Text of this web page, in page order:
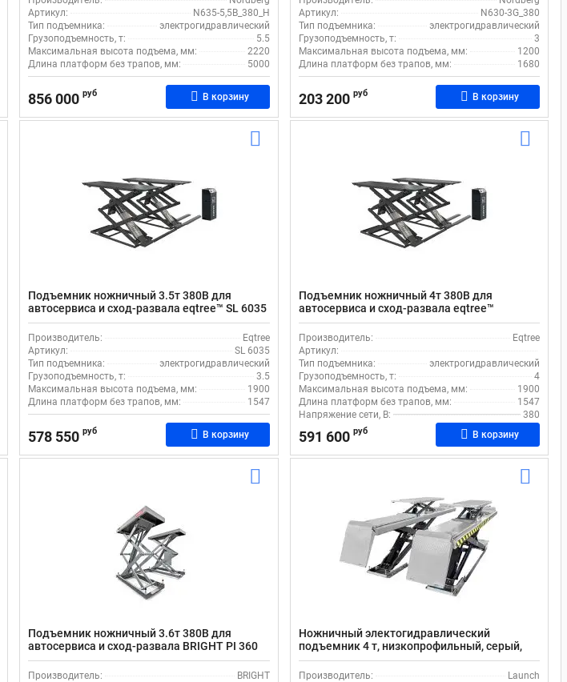
Артикул:
N635-5,5B_380_H
Тип подъемника:
электрогидравлический
Грузоподъемность, т:
5.5
Максимальная высота подъема, мм:
2220
Длина платформ без трапов, мм:
5000
856 000 руб В корзину
Артикул:
N630-3G_380
Тип подъемника:
электрогидравлический
Грузоподъемность, т:
3
Максимальная высота подъема, мм:
1200
Длина платформ без трапов, мм:
1680
203 200 руб В корзину
Подъемник ножничный 3.5т 380В для
автосервиса и сход-развала eqtree™ SL 6035
электрогидравлический
Производитель:
Eqtree
Артикул:
SL 6035
Тип подъемника:
электрогидравлический
Грузоподъемность, т:
3.5
Максимальная высота подъема, мм:
1900
Длина платформ без трапов, мм:
1547
578 550 руб В корзину
Подъемник ножничный 4т 380В для
автосервиса и сход-развала eqtree™
электрогидравлический
Производитель:
Eqtree
Артикул:
Тип подъемника:
электрогидравлический
Грузоподъемность, т:
4
Максимальная высота подъема, мм:
1900
Длина платформ без трапов, мм:
1547
Напряжение сети, В:
380
591 600 руб В корзину
Подъемник ножничный 3.6т 380В для
автосервиса и сход-развала BRIGHT PI 360
электрогидравлический
Производитель:
BRIGHT
Ножничный электогидравлический
подъемник 4 т, низкопрофильный, серый,
TLT-840 WAF Launch
Производитель:
Launch